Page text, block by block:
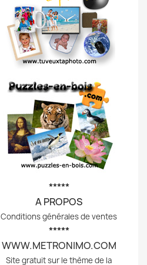
*****
A PROPOS
Conditions générales de ventes
*****
WWW.METRONIMO.COM
Site gratuit sur le thème de la